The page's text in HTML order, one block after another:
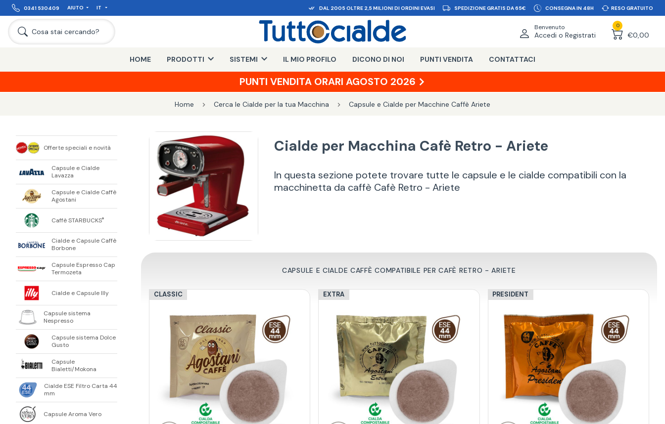
0341 530409 AIUTO IT DAL 2005 OLTRE 2,5 MILIONI DI ORDINI EVASI SPEDIZIONE GRATIS DA 65€ CONSEGNA IN 48H RESO GRATUITO
Benvenuto
Accedi o Registrati
0
€0,00
Cosa stai cercando?
HOME PRODOTTI SISTEMI IL MIO PROFILO DICONO DI NOI PUNTI VENDITA CONTATTACI
PUNTI VENDITA ORARI AGOSTO 2026
Home Cerca le Cialde per la tua Macchina Capsule e Cialde per Macchine Caffè Ariete
Offerte speciali e novità
Capsule e Cialde
Lavazza
Capsule e Cialde Caffè
Agostani
Caffè STARBUCKS®
Cialde e Capsule Caffè
Borbone
Capsule Espresso Cap
Termozeta
Cialde e Capsule Illy
Capsule sistema
Nespresso
Capsule sistema Dolce
Gusto
Capsule
Bialetti/Mokona
Cialde ESE Filtro Carta 44
mm
Capsule Aroma Vero
Cialde per Macchina Cafè Retro - Ariete
In questa sezione potete trovare tutte le capsule e le cialde compatibili con la
macchinetta da caffè Cafè Retro - Ariete
CAPSULE E CIALDE CAFFÈ COMPATIBILE PER CAFÈ RETRO - ARIETE
CLASSIC EXTRA PRESIDENT